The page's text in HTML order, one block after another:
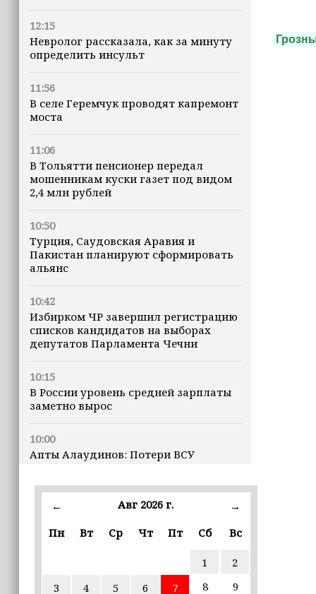
12:15
Невролог рассказала, как за минуту
определить инсульт
11:56
В селе Геремчук проводят капремонт
моста
11:06
В Тольятти пенсионер передал
мошенникам куски газет под видом
2,4 млн рублей
10:50
Турция, Саудовская Аравия и
Пакистан планируют сформировать
альянс
10:42
Избирком ЧР завершил регистрацию
списков кандидатов на выборах
депутатов Парламента Чечни
10:15
В России уровень средней зарплаты
заметно вырос
10:00
Апты Алаудинов: Потери ВСУ
приближаются к отметке в 2,5
Трамп построит военную базу в Газе
Дмитрий Чернышенко: Порядка 110
← Авг 2026 г.
→
Пн
Вт Ср Чт Пт Сб Вс
1
2
3
4 5 6 7 8
9